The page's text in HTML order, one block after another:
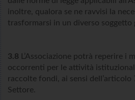
inoltre, qualora se ne ravvisi la
trasformarsi in un diverso soggetto
3.8 L’Associazione potrà reperire i
occorrenti per le attività
raccolte fondi, ai sensi dell’articolo
Settore.